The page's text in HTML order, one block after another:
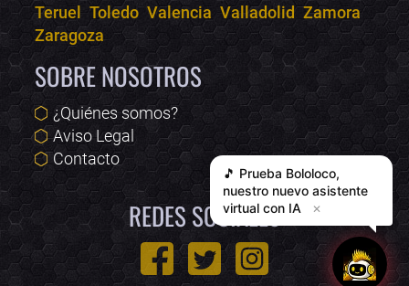
Teruel Toledo Valencia Valladolid Zamora
Zaragoza
SOBRE NOSOTROS
¿Quiénes somos?
Aviso Legal
Contacto
REDES SOCIALES
🎵 Prueba Bololoco,
nuestro nuevo asistente
virtual con IA
✕